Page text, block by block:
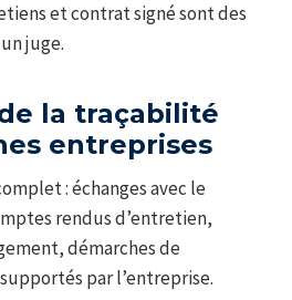
et contrat signé sont des
juge.
la traçabilité
entreprises
: échanges avec le
rendus d’entretien,
démarches de
par l’entreprise.